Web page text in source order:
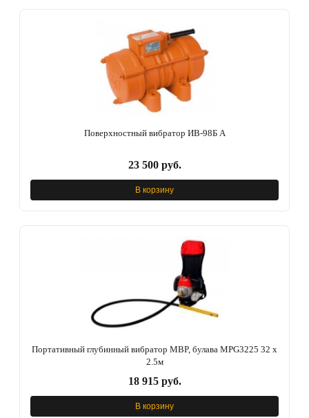
Поверхностный вибратор ИВ-98Б A
23 500 руб.
В корзину
Портативный глубинный вибратор MBP, булава MPG3225 32 x
2.5м
18 915 руб.
В корзину